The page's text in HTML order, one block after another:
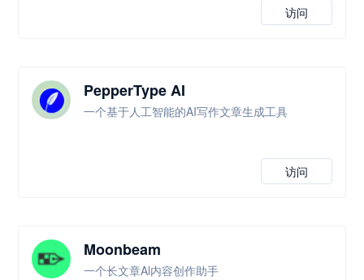
访问
PepperType AI
一个基于人工智能的AI写作文章生成工具
访问
Moonbeam
一个长文章Al内容创作助手